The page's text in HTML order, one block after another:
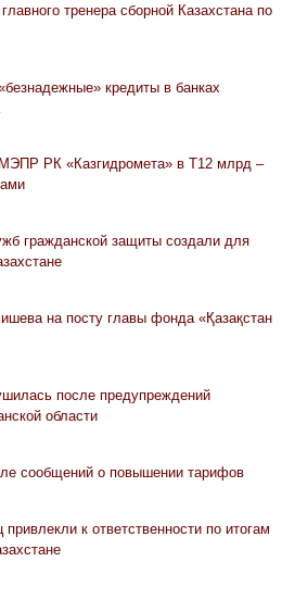
тренера сборной Казахстана по
кредиты в банках
РК «Казгидромета» в Т12 млрд –
гражданской защиты создали для
на посту главы фонда «Қазақстан
после предупреждений
области
сообщений о повышении тарифов
к ответственности по итогам